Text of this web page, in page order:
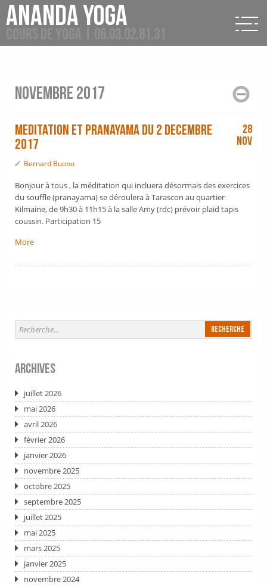
Ananda Yoga
novembre 2017
Meditation et pranayama du 2 decembre
2017
Bernard Buono
28
Nov
Bonjour à tous , la méditation qui incluera désormais des exercices
du souffle (pranayama) se déroulera à Tarascon au quartier
Kilmaine, de 9h30 à 11h15 à la salle Amy (rdc) prévoir plaid tapis
coussin. Participation 15
More
Archives
juillet 2026
mai 2026
avril 2026
février 2026
janvier 2026
novembre 2025
octobre 2025
septembre 2025
juillet 2025
mai 2025
mars 2025
janvier 2025
novembre 2024